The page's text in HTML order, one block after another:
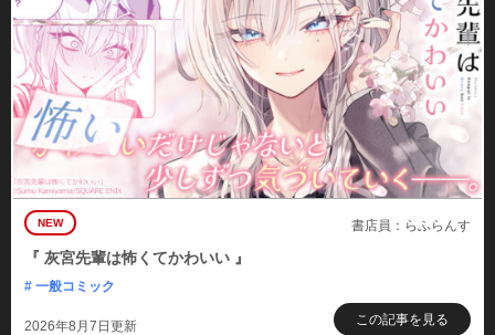
NEW 書店員：らふらんす
『 灰宮先輩は怖くてかわいい 』
# 一般コミック
2026年8月7日更新 この記事を見る